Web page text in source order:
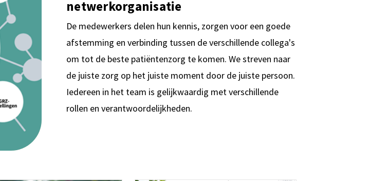
netwerkorganisatie
De medewerkers delen hun kennis, zorgen voor een goede
afstemming en verbinding tussen de verschillende collega's
om tot de beste patiëntenzorg te komen. We streven naar
de juiste zorg op het juiste moment door de juiste persoon.
Iedereen in het team is gelijkwaardig met verschillende
rollen en verantwoordelijkheden.